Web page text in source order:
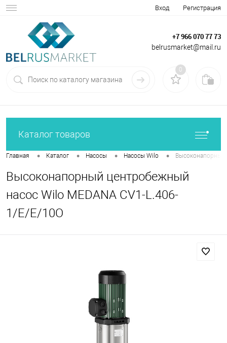
Вход Регистрация
+7 966 070 77 73
belrusmarket@mail.ru
0
Каталог товаров
Главная • Каталог • Насосы • Насосы Wilo • Высоконапорный
Высоконапорный центробежный
насос Wilo MEDANA CV1-L.406-
1/E/E/10O